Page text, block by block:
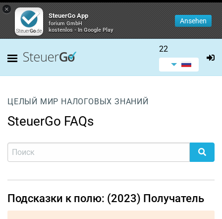
×
SteuerGo App
forium GmbH
kostenlos - In Google Play
Ansehen
22
ЦЕЛЫЙ МИР НАЛОГОВЫХ ЗНАНИЙ
SteuerGo FAQs
Подсказки к полю: (2023) Получатель